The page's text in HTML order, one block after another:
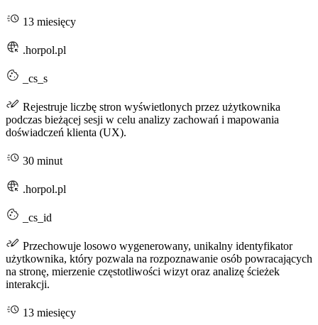
13 miesięcy
.horpol.pl
_cs_s
Rejestruje liczbę stron wyświetlonych przez użytkownika
podczas bieżącej sesji w celu analizy zachowań i mapowania
doświadczeń klienta (UX).
30 minut
.horpol.pl
_cs_id
Przechowuje losowo wygenerowany, unikalny identyfikator
użytkownika, który pozwala na rozpoznawanie osób powracających
na stronę, mierzenie częstotliwości wizyt oraz analizę ścieżek
interakcji.
13 miesięcy